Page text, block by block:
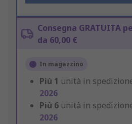
Consegna GRATUITA
da 60,00 €
In magazzino
Più 1 unità in
2026
Più 6 unità in
2026